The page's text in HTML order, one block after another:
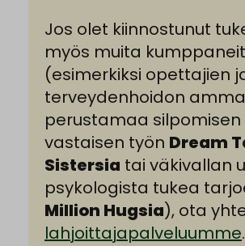
Jos olet kiinnostunut
myös muita
(esimerkiksi opettajien
terveydenhoidon
perustamaa silpomisen
vastaisen työn Dream
Sistersia tai väkivallan
psykologista tukea
Million Hugsia), ota
lahjoittajapalveluumme.